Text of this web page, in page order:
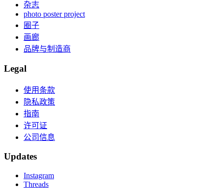
杂志
photo poster project
圈子
画廊
品牌与制造商
Legal
使用条款
隐私政策
指南
许可证
公司信息
Updates
Instagram
Threads